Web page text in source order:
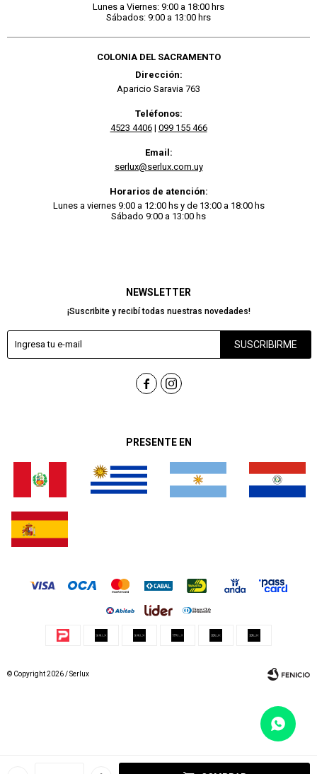
PRESENTE EN
NEWSLETTER
¡Suscribite y recibí todas nuestras novedades!
SUSCRIBIRME
 
Lunes a Viernes: 9:00 a 18:00 hrs
Sábados: 9:00 a 13:00 hrs
COLONIA DEL SACRAMENTO
Dirección:
Aparicio Saravia 763
Teléfonos:
4523 4406| 099 155 466
Email:
serlux@serlux.com.uy
Horarios de atención:
Lunes a viernes 9:00 a 12:00 hs y de 13:00 a 18:00 hs
Sábado 9:00 a 13:00 hs
© Copyright 2026 / Serlux